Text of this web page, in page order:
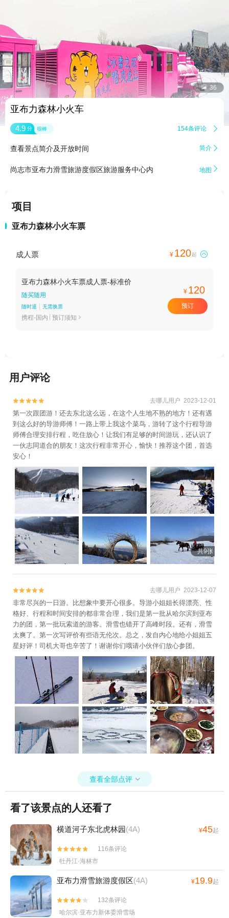
 36
亚布力森林小火车
4.9 分 很棒 154条评论 
查看景点简介及开放时间 简介 
尚志市亚布力滑雪旅游度假区旅游服务中心内 地图 
项目
亚布力森林小火车票
成人票 ¥ 120起 
亚布力森林小火车票成人票-标准价
随买随用
随时退 无需换票
携程-国内 预订须知 
¥ 120
预订
用户评论

 去哪儿用户 2023-12-01
第一次跟团游！还去东北这么远，在这个人生地不熟的地方！还有遇
到这么好的导游师傅！一路上带上我这个菜鸟，游转了这个行程导游
师傅合理安排行程，吃住放心！让我们有足够的时间游玩，还认识了
一伙志同道合的朋友！这次行程非常开心，愉快！推荐这个团，首选
安心！
共9张

 去哪儿用户 2023-12-07
非常尽兴的一日游。比想象中要开心很多。导游小姐姐长得漂亮、性
格好、行程和时间安排的都非常合理，我们是第一批从哈尔滨到亚布
力的团，第一批玩索道的游客。滑雪也错开了高峰时段。还有，滑雪
太爽了。第一次写评价有些语无伦次。总之，发自内心地给小姐姐五
星好评！司机大哥也辛苦了！谢谢你们哦请小伙伴们放心参团。
查看全部点评 
看了该景点的人还看了
横道河子东北虎林园(4A) ¥45起


116条评论
牡丹江·海林市
亚布力滑雪旅游度假区(4A) ¥19.9起


132条评论
哈尔滨·亚布力新体委滑雪场